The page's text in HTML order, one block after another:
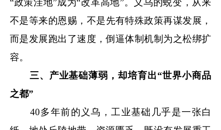
“政策洼地”成为“改革高地”。
义乌的蜕变，从来
不是等来的恩赐， 不是先有特殊政策再谋发展 ，
而是发展跑出了速度，倒逼体制机制为之松绑扩
容。
三、产业基础薄弱，却培育出“世界小商品
之都”
40多年前的义乌，工业基础几乎是一张白